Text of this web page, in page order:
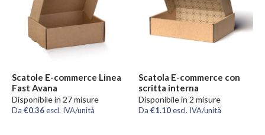
Scatole E-commerce Linea
Fast Avana
Disponibile in 27 misure
Da €0.36escl. IVA/unità
Scatola E-commerce con
scritta interna
Disponibile in 2 misure
Da €1.10escl. IVA/unità